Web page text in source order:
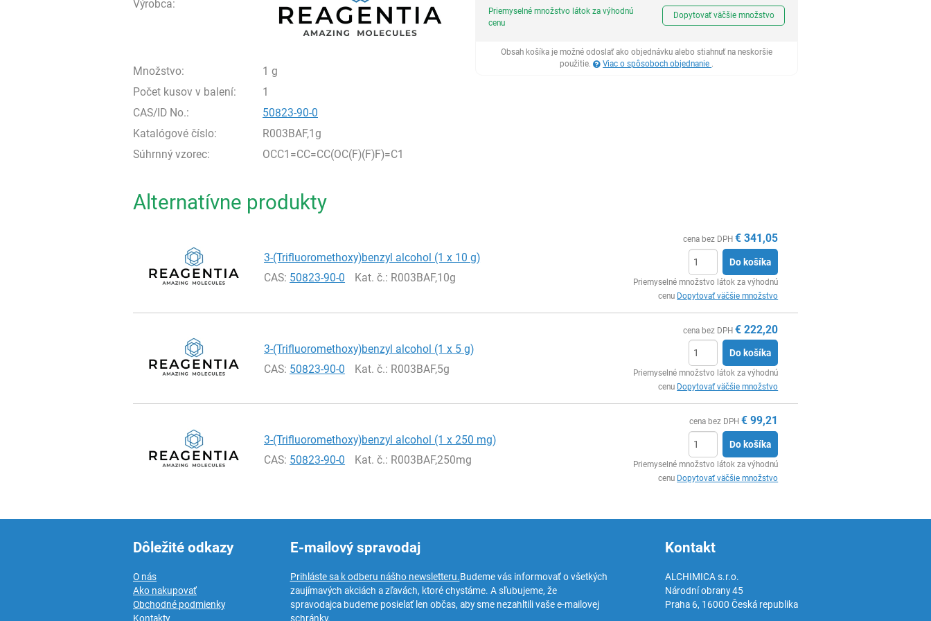
Výrobca:
Množstvo:
1 g
Počet kusov v balení:
1
CAS/ID No.:
50823-90-0
Katalógové číslo:
R003BAF,1g
Súhrnný vzorec:
OCC1=CC=CC(OC(F)(F)F)=C1
Ks
Priemyselné množstvo látok za výhodnú
cenu
Dopytovať väčšie množstvo
Obsah košíka je možné odoslať ako objednávku alebo stiahnuť na neskoršie
použitie.
Viac o spôsoboch objednanie .
Alternatívne produkty
3-(Trifluoromethoxy)benzyl alcohol (1 x 10 g)
CAS: 50823-90-0 Kat. č.: R003BAF,10g
cena bez DPH € 341,05
Do košíka
Priemyselné množstvo látok za výhodnú
cenu Dopytovať väčšie množstvo
3-(Trifluoromethoxy)benzyl alcohol (1 x 5 g)
CAS: 50823-90-0 Kat. č.: R003BAF,5g
cena bez DPH € 222,20
Do košíka
Priemyselné množstvo látok za výhodnú
cenu Dopytovať väčšie množstvo
3-(Trifluoromethoxy)benzyl alcohol (1 x 250 mg)
CAS: 50823-90-0 Kat. č.: R003BAF,250mg
cena bez DPH € 99,21
Do košíka
Priemyselné množstvo látok za výhodnú
cenu Dopytovať väčšie množstvo
Dôležité odkazy
O nás
Ako nakupovať
Obchodné podmienky
Kontakty
E-mailový spravodaj
Prihláste sa k odberu nášho newsletteru.Budeme vás informovať o všetkých
zaujímavých akciách a zľavách, ktoré chystáme. A sľubujeme, že
spravodajca budeme posielať len občas, aby sme nezahltili vaše e-mailovej
schránky.
Kontakt
ALCHIMICA s.r.o.
Národní obrany 45
Praha 6, 16000 Česká republika